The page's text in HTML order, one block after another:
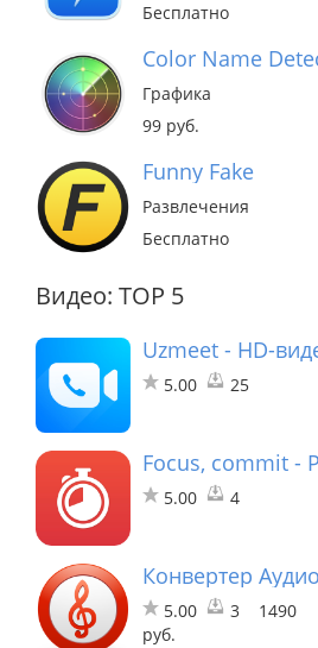
Бесплатно
Color Name
Графика
99 руб.
Funny Fake
Развлечения
Бесплатно
Видео: TOP 5
Uzmeet - HD-
5.00 25
Focus, commit -
5.00 4
Конвертер Аудио
5.00 3
1490
руб.